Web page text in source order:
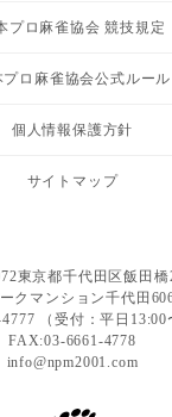
プロ麻雀協会 競技規定
プロ麻雀協会公式ルール
個人情報保護方針
サイトマップ
東京都千代田区飯田橋
クマンション千代田
（受付：平日13:00
FAX:03-6661-4778
info@npm2001.com